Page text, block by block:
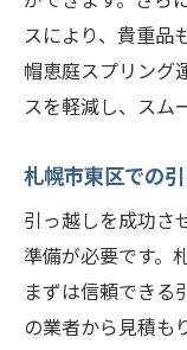
スにより、貴重品
帽恵庭スプリング
スを軽減し、スム
札幌市東区での
引っ越しを成功さ
準備が必要です。
まずは信頼できる
の業者から見積も